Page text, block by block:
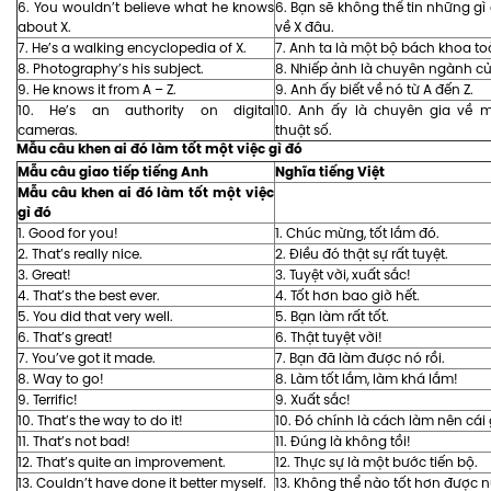
6. You wouldn’t believe what he knows
about X.
6. Bạn sẽ không thể tin những
về X đâu.
7. He’s a walking encyclopedia of X.
7. Anh ta là một bộ bách khoa
8. Photography’s his subject.
8. Nhiếp ảnh là chuyên ngành
9. He knows it from A – Z.
9. Anh ấy biết về nó từ A đến Z.
10. He’s an authority on digital
cameras.
10. Anh ấy là chuyên gia về
thuật số.
Mẫu câu khen ai đó làm tốt một việc gì đó
Mẫu câu giao tiếp tiếng Anh
Nghĩa tiếng Việt
Mẫu câu khen ai đó làm tốt một việc
gì đó
1. Good for you!
1. Chúc mừng, tốt lắm đó.
2. That’s really nice.
2. Điều đó thật sự rất tuyệt.
3. Great!
3. Tuyệt vời, xuất sắc!
4. That’s the best ever.
4. Tốt hơn bao giờ hết.
5. You did that very well.
5. Bạn làm rất tốt.
6. That’s great!
6. Thật tuyệt vời!
7. You’ve got it made.
7. Bạn đã làm được nó rồi.
8. Way to go!
8. Làm tốt lắm, làm khá lắm!
9. Terrific!
9. Xuất sắc!
10. That’s the way to do it!
10. Đó chính là cách làm nên cái
11. That’s not bad!
11. Đúng là không tồi!
12. That’s quite an improvement.
12. Thực sự là một bước tiến bộ.
13. Couldn’t have done it better myself. 13. Không thể nào tốt hơn được